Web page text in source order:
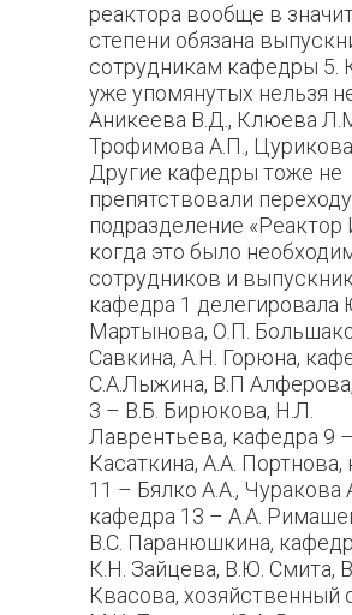
реактора вообще в
степени обязана
сотрудникам кафедры 5.
уже упомянутых нельзя
Аникеева В.Д., Клюева
Трофимова А.П.,
Другие кафедры тоже не
препятствовали
подразделение «Реактор
когда это было
сотрудников и
кафедра 1 делегировала
Мартынова, О.П.
Савкина, А.Н. Горюна,
С.А.Лыжина, В.П
3 – В.Б. Бирюкова, Н.Л.
Лаврентьева, кафедра 9
Касаткина, А.А. Портнова,
11 – Бялко А.А., Чуракова
кафедра 13 – А.А.
В.С. Паранюшкина,
К.Н. Зайцева, В.Ю. Смита,
Квасова, хозяйственный